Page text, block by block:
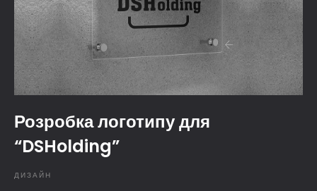
Розробка логотипу для
“DSHolding”
ДИЗАЙН